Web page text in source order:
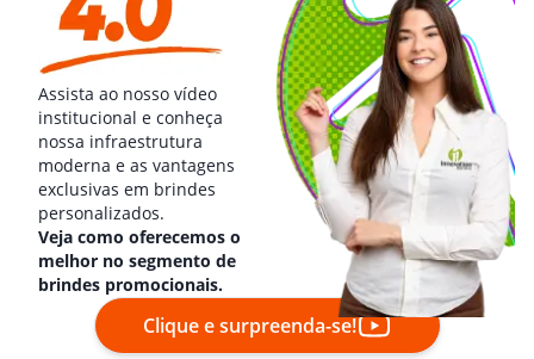
Assista ao nosso vídeo
institucional e conheça
nossa infraestrutura
moderna e as vantagens
exclusivas em brindes
personalizados.
Veja como oferecemos o
melhor no segmento de
brindes promocionais.
Clique e surpreenda-se!